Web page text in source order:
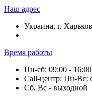
Наш адрес
Украина, г.
Время работы
Пн-сб: 09:00 - 16:00
Call-центр: Пн-Вс:
Сб, Вс - выходной